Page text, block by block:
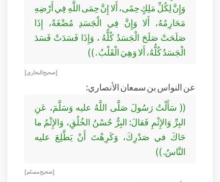
وَإِنَّ لِكُلِّ مَلِكٍ حِمًى، أَلا إِنَّ حِمَى اللَّهِ فِي أَرْضِهِ
مَحَارِمُهُ، أَلا وَإِنَّ فِي الْجَسَدِ مُضْغَةً، إِذَا
صَلَحَتْ صَلَحَ الْجَسَدُ كُلُّهُ ، وَإِذَا فَسَدَتْ فَسَدَ
الْجَسَدُ كُلُّهُ، أَلا وَهِيَ الْقَلْبُ . ))
[ صحيح البخاري ]
عن النواس بن سمعان الأنصاري:
(( سَأَلْتُ رَسُولَ صَلَّى اللَّهُ عليه وَسَلَّمَ، عَنِ
البِرِّ وَالإِثْمِ فَقالَ: البِرُّ حُسْنُ الخُلُقِ، وَالإِثْمُ ما
حَاكَ في صَدْرِكَ، وَكَرِهْتَ أَنْ يَطَّلِعَ عليه
النَّاسُ. ))
[ صحيح مسلم ]